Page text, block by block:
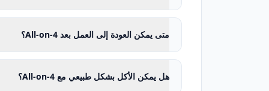
صحة اللثة والعظم الداعم
ارتفاع عظم الفك وعرضه وكثافته
موضع الجيوب في الفك العلوي
مسار القناة العصبية في الفك السفلي
المسافة بين الفكين السفلي والعلوي
متى يمكن العودة إلى العمل بعد All-on-4؟
هل يمكن الأكل بشكل طبيعي مع All-on-4؟